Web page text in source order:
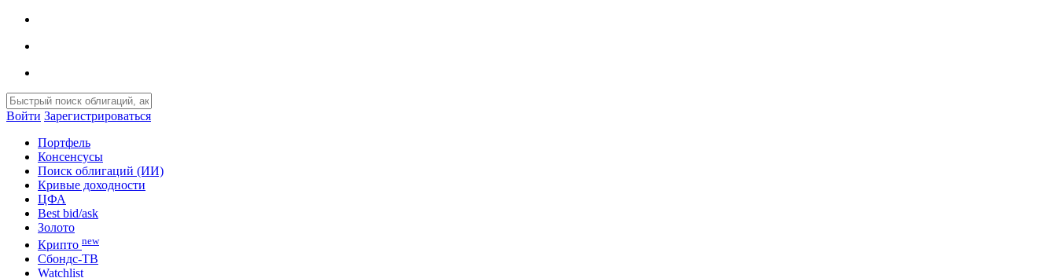
Войти Зарегистрироваться
Портфель
Консенсусы
Поиск облигаций (ИИ)
Кривые доходности
ЦФА
Best bid/ask
Золото
Крипто new
Сбондс-ТВ
Watchlist